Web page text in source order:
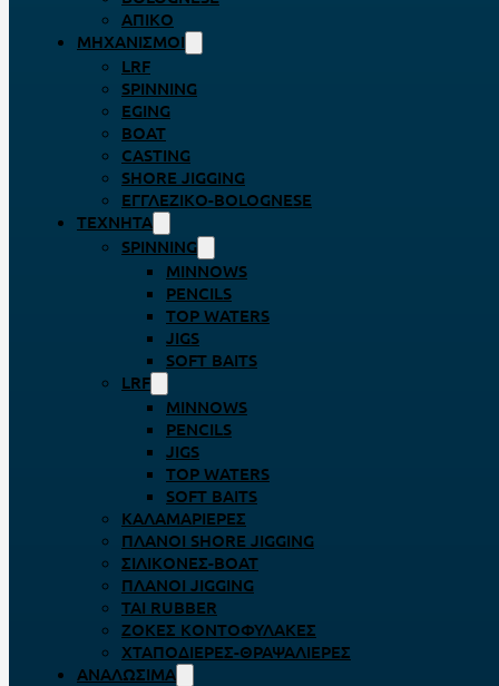
ΑΠΊΚΟ
ΜΗΧΑΝΙΣΜΟΊ
LRF
SPINNING
EGING
BOAT
CASTING
SHORE JIGGING
ΕΓΓΛΈΖΙΚΟ-BOLOGNESE
ΤΕΧΝΗΤΆ
SPINNING
MINNOWS
PENCILS
TOP WATERS
JIGS
SOFT BAITS
LRF
MINNOWS
PENCILS
JIGS
TOP WATERS
SOFT BAITS
ΚΑΛΑΜΑΡΙΈΡΕΣ
ΠΛΆΝΟΙ SHORE JIGGING
ΣΙΛΙΚΌΝΕΣ-BOAT
ΠΛΆΝΟΙ JIGGING
TAI RUBBER
ΖΌΚΕΣ ΚΟΝΤΟΦΎΛΑΚΕΣ
ΧΤΑΠΟΔΙΈΡΕΣ-ΘΡΑΨΑΛΙΈΡΕΣ
ΑΝΑΛΏΣΙΜΑ